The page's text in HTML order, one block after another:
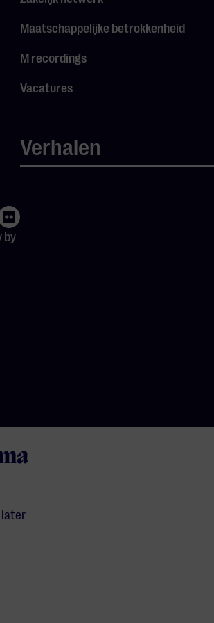
Maatschappelijke betrokkenheid
M recordings
Vacatures
Verhalen
by
de
is de
van de
van
werkte al
sopraan
later